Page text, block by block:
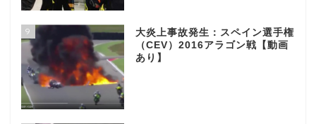
9
大炎上事故発生：スペイン選手権
（CEV）2016アラゴン戦【動画
あり】